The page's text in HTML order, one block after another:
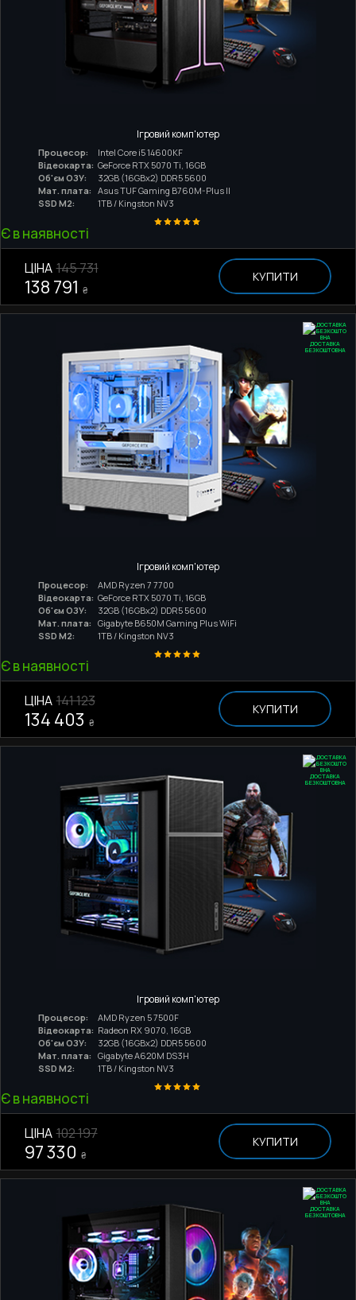
Ігровий комп'ютер
Процесор:
Intel Core i5 14600KF
Відеокарта: GeForce RTX 5070 Ti, 16GB
Об'єм ОЗУ:
32GB (16GBx2) DDR5 5600
Мат. плата:
Asus TUF Gaming B760M-Plus II
SSD M2:
1TB / Kingston NV3
Є в наявності
ЦІНА 145 731
138 791 ₴
КУПИТИ
ДОСТАВКА
БЕЗКОШТОВНА
Ігровий комп'ютер
Процесор:
AMD Ryzen 7 7700
Відеокарта: GeForce RTX 5070 Ti, 16GB
Об'єм ОЗУ:
32GB (16GBx2) DDR5 5600
Мат. плата:
Gigabyte B650M Gaming Plus WiFi
SSD M2:
1TB / Kingston NV3
Є в наявності
ЦІНА 141 123
134 403 ₴
КУПИТИ
ДОСТАВКА
БЕЗКОШТОВНА
Ігровий комп'ютер
Процесор:
AMD Ryzen 5 7500F
Відеокарта: Radeon RX 9070, 16GB
Об'єм ОЗУ:
32GB (16GBx2) DDR5 5600
Мат. плата:
Gigabyte A620M DS3H
SSD M2:
1TB / Kingston NV3
Є в наявності
ЦІНА 102 197
97 330 ₴
КУПИТИ
ДОСТАВКА
БЕЗКОШТОВНА